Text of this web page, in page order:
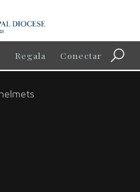
Regala Conectar